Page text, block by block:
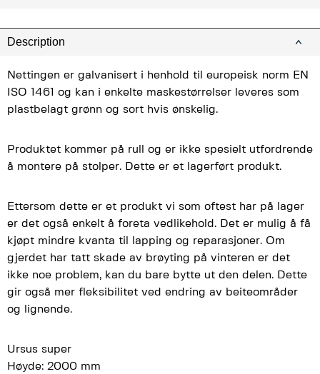
Description
Nettingen er galvanisert i henhold til europeisk norm EN
ISO 1461 og kan i enkelte maskestørrelser leveres som
plastbelagt grønn og sort hvis ønskelig.
Produktet kommer på rull og er ikke spesielt utfordrende
å montere på stolper. Dette er et lagerført produkt.
Ettersom dette er et produkt vi som oftest har på lager
er det også enkelt å foreta vedlikehold. Det er mulig å få
kjøpt mindre kvanta til lapping og reparasjoner. Om
gjerdet har tatt skade av brøyting på vinteren er det
ikke noe problem, kan du bare bytte ut den delen. Dette
gir også mer fleksibilitet ved endring av beiteområder
og lignende.
Ursus super
Høyde: 2000 mm